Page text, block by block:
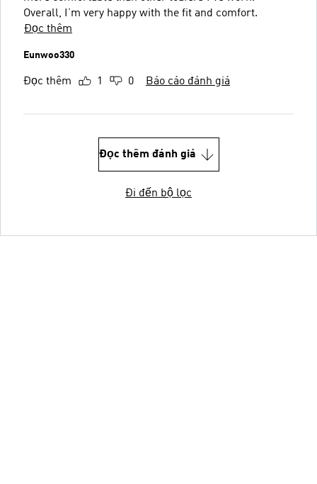
Overall, I’m very happy with the fit and comfort.
Đọc thêm
Eunwoo330
Đọc thêm 1 0 Báo cáo đánh giá
Đọc thêm đánh giá
Đi đến bộ lọc